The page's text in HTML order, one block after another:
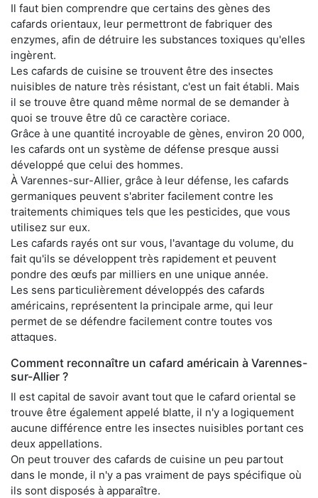
Il faut bien comprendre que certains des gènes des
cafards orientaux, leur permettront de fabriquer des
enzymes, afin de détruire les substances toxiques qu'elles
ingèrent.
Les cafards de cuisine se trouvent être des insectes
nuisibles de nature très résistant, c'est un fait établi. Mais
il se trouve être quand même normal de se demander à
quoi se trouve être dû ce caractère coriace.
Grâce à une quantité incroyable de gènes, environ 20 000,
les cafards ont un système de défense presque aussi
développé que celui des hommes.
À Varennes-sur-Allier, grâce à leur défense, les cafards
germaniques peuvent s'abriter facilement contre les
traitements chimiques tels que les pesticides, que vous
utilisez sur eux.
Les cafards rayés ont sur vous, l'avantage du volume, du
fait qu'ils se développent très rapidement et peuvent
pondre des œufs par milliers en une unique année.
Les sens particulièrement développés des cafards
américains, représentent la principale arme, qui leur
permet de se défendre facilement contre toutes vos
attaques.
Comment reconnaître un cafard américain à Varennes-
sur-Allier ?
Il est capital de savoir avant tout que le cafard oriental se
trouve être également appelé blatte, il n'y a logiquement
aucune différence entre les insectes nuisibles portant ces
deux appellations.
On peut trouver des cafards de cuisine un peu partout
dans le monde, il n'y a pas vraiment de pays spécifique où
ils sont disposés à apparaître.